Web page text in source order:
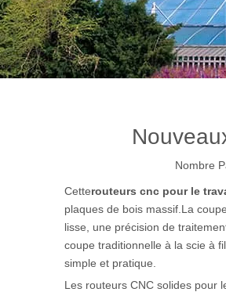
Nombre
Cetterouteurs cnc pour le
plaques de bois massif.La
lisse, une précision de
coupe traditionnelle à la scie à
simple et pratique.
Les routeurs CNC solides pour